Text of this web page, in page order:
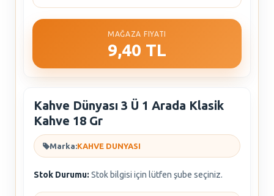
MAĞAZA FIYATI
9,40 TL
Kahve Dünyası 3 Ü 1 Arada Klasik
Kahve 18 Gr
Marka:KAHVE DUNYASI
Stok Durumu: Stok bilgisi için lütfen şube seçiniz.